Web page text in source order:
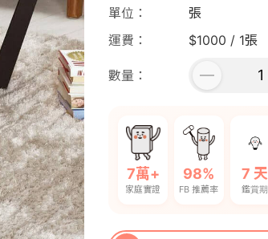
單位
張
運費
$1000 / 1張
數量
7萬+
家庭實證
98%
FB 推薦率
7 天
鑑賞期